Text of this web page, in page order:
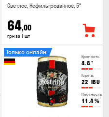
Светлое, Нефильтрованное, 5°
64,00
грн за 1 шт
Крепость
4.8 °
Горечь
22 IBU
Плотность
11.4%
Только онлайн